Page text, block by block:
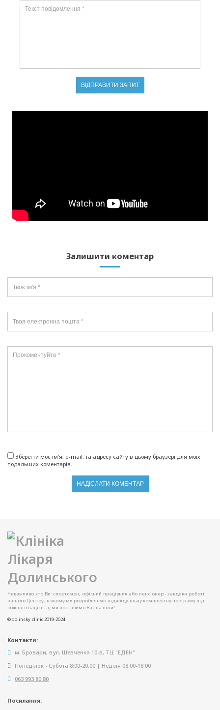
Залишити коментар
Зберегти моє ім'я, e-mail, та адресу сайту в цьому браузері для моїх
подальших коментарів.
Неважливо хто Ви: спортсмен, офісний працівник або пенсіонер - завдяки роботі
нашого Центру, в якому ми розробляємо індивідуальну комплексну програму під
кожного пацієнта, ми поставимо Вас на ноги!
© dolinsky.clinic 2019-2024
Контакти:
м. Бровари, вул. Шевченка 10-в, ТЦ "ЕДЕН"
Понеділок - Субота 8:00-20.00 | Неділя 08.00-18.00
063 993 80 80
Посилання: